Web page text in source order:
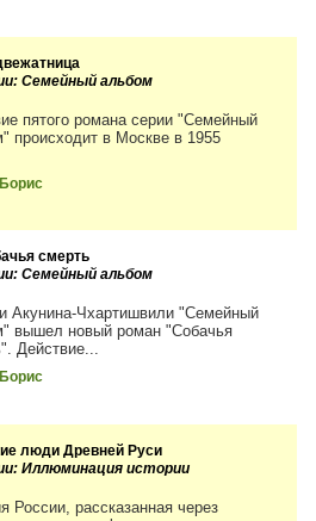
Семейный альбом
пятого романа серии "Семейный
происходит в Москве в 1955
смерть
Семейный альбом
Акунина-Чхартишвили "Семейный
вышел новый роман "Собачья
Действие...
люди Древней Руси
Иллюминация истории
России, рассказанная через